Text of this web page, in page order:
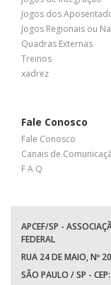
Jogos dos
Jogos Regionais ou
Quadras Externas
Treinos
xadrez
Fale Conosco
Fale Conosco
Canais de
F A Q
APCEF/SP -
FEDERAL
RUA 24 DE MAIO, Nº
SÃO PAULO / SP -